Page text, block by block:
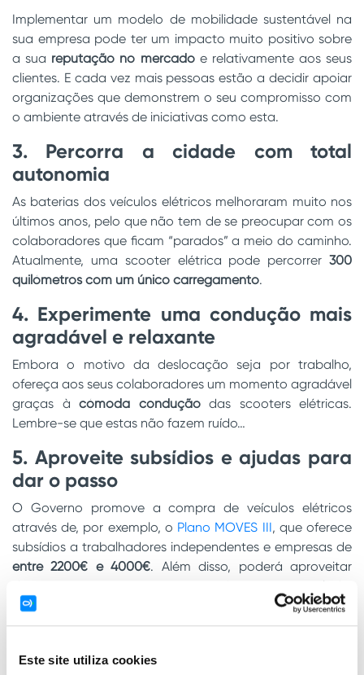
Este site utiliza cookies
Implementar um modelo de mobilidade sustentável na
sua empresa pode ter um impacto muito positivo sobre
a sua reputação no mercado e relativamente aos seus
clientes. E cada vez mais pessoas estão a decidir apoiar
organizações que demonstrem o seu compromisso com
o ambiente através de iniciativas como esta.
3. Percorra a cidade com total
autonomia
As baterias dos veículos elétricos melhoraram muito nos
últimos anos, pelo que não tem de se preocupar com os
colaboradores que ficam “parados” a meio do caminho.
Atualmente, uma scooter elétrica pode percorrer 300
quilómetros com um único carregamento.
4. Experimente uma condução mais
agradável e relaxante
Embora o motivo da deslocação seja por trabalho,
ofereça aos seus colaboradores um momento agradável
graças à cómoda condução das scooters elétricas.
Lembre-se que estas não fazem ruído…
5. Aproveite subsídios e ajudas para
dar o passo
O Governo promove a compra de veículos elétricos
através de, por exemplo, o Plano MOVES III, que oferece
subsídios a trabalhadores independentes e empresas de
entre 2200€ e 4000€. Além disso, poderá aproveitar
descontos em portagens, em estacionamento regulado,
bonificações, etc.
Com o renting de veículos elétricos de duas rodas